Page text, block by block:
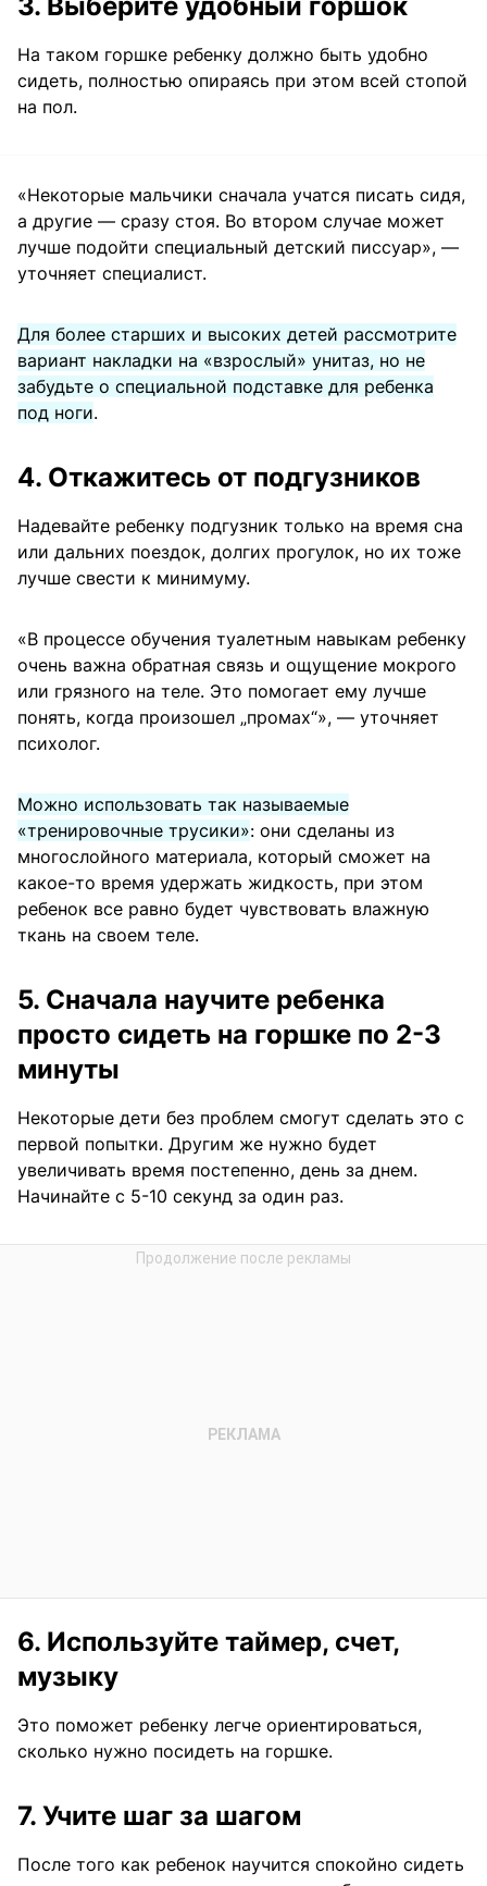
На таком горшке ребенку должно быть удобно
сидеть, полностью опираясь при этом всей стопой
на пол.
«Некоторые мальчики сначала учатся писать сидя,
а другие — сразу стоя. Во втором случае может
лучше подойти специальный детский писсуар», —
уточняет специалист.
Для более старших и высоких детей рассмотрите
вариант накладки на «взрослый» унитаз, но не
забудьте о специальной подставке для ребенка
под ноги.
4. Откажитесь от подгузников
Надевайте ребенку подгузник только на время сна
или дальних поездок, долгих прогулок, но их тоже
лучше свести к минимуму.
«В процессе обучения туалетным навыкам ребенку
очень важна обратная связь и ощущение мокрого
или грязного на теле. Это помогает ему лучше
понять, когда произошел „промах“», — уточняет
психолог.
Можно использовать так называемые
«тренировочные трусики»: они сделаны из
многослойного материала, который сможет на
какое-то время удержать жидкость, при этом
ребенок все равно будет чувствовать влажную
ткань на своем теле.
5. Сначала научите ребенка
просто сидеть на горшке по 2-3
минуты
Некоторые дети без проблем смогут сделать это с
первой попытки. Другим же нужно будет
увеличивать время постепенно, день за днем.
Начинайте с 5-10 секунд за один раз.
6. Используйте таймер, счет,
музыку
Это поможет ребенку легче ориентироваться,
сколько нужно посидеть на горшке.
7. Учите шаг за шагом
После того как ребенок научится спокойно сидеть